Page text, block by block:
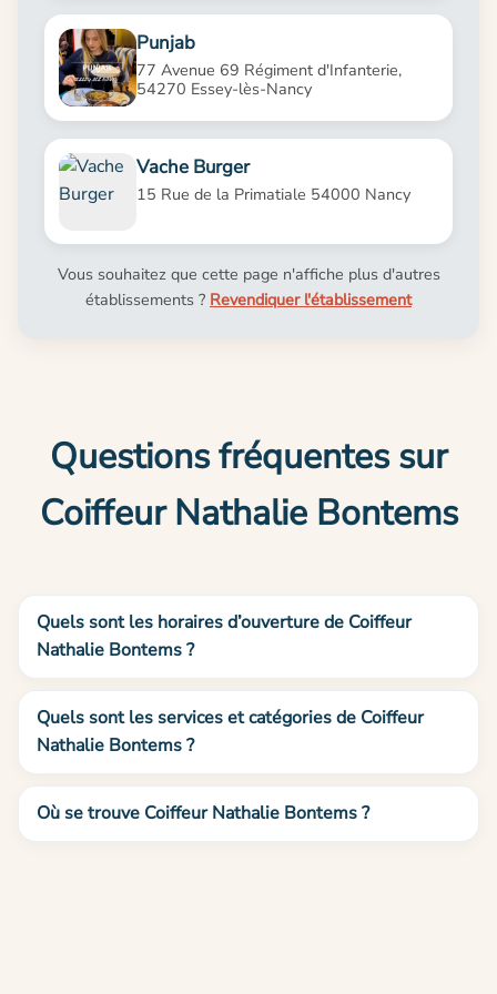
Punjab
77 Avenue 69 Régiment d'Infanterie,
54270 Essey-lès-Nancy
Vache Burger
15 Rue de la Primatiale 54000 Nancy
Vous souhaitez que cette page n'affiche plus d'autres
établissements ? Revendiquer l'établissement
Questions fréquentes sur
Coiffeur Nathalie Bontems
Quels sont les horaires d’ouverture de Coiffeur
Nathalie Bontems ?
Quels sont les services et catégories de Coiffeur
Nathalie Bontems ?
Où se trouve Coiffeur Nathalie Bontems ?